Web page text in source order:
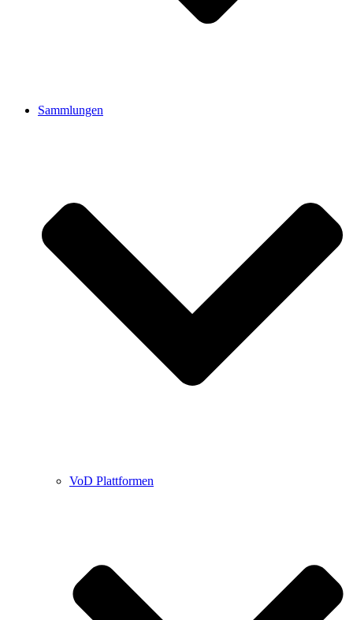
Sammlungen
VoD Plattformen